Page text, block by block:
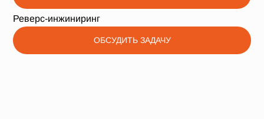
Реверс-инжиниринг
ОБСУДИТЬ ЗАДАЧУ